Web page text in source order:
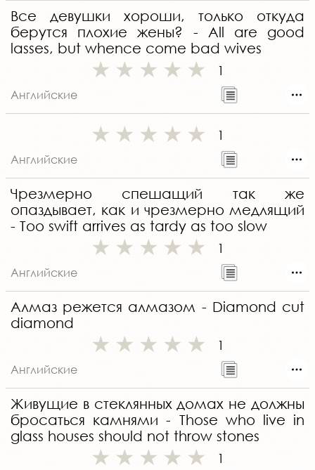
Все девушки хороши, только откуда
берутся плохие жены? - All are good
lasses, but whence come bad wives
1
Английские
1
Английские
Чрезмерно спешащий так же
опаздывает, как и чрезмерно медлящий
- Too swift arrives as tardy as too slow
1
Английские
Алмаз режется алмазом - Diamond cut
diamond
1
Английские
Живущие в стеклянных домах не должны
бросаться камнями - Those who live in
glass houses should not throw stones
1